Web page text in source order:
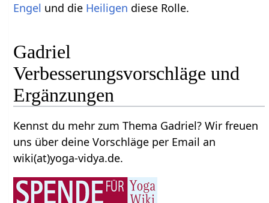
Engel und die Heiligen diese Rolle.
Gadriel
Verbesserungsvorschläge und
Ergänzungen
Kennst du mehr zum Thema Gadriel? Wir freuen
uns über deine Vorschläge per Email an
wiki(at)yoga-vidya.de.